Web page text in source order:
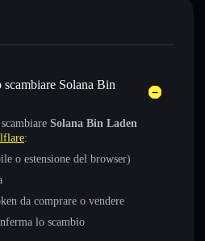
Solana Bin
Solana Bin Laden
:
o estensione del browser)
da comprare o vendere
lo scambio